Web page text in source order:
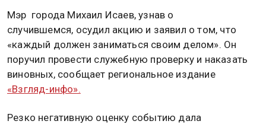
Мэр города Михаил Исаев, узнав о
случившемся, осудил акцию и заявил о том, что
«каждый должен заниматься своим делом». Он
поручил провести служебную проверку и наказать
виновных, сообщает региональное издание
«Взгляд-инфо».
Резко негативную оценку событию дала